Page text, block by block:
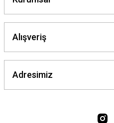
Alışveriş
Adresimiz